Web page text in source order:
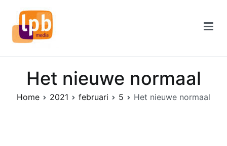
inhoud
springen
Het nieuwe normaal
Home 2021 februari 5 Het nieuwe normaal